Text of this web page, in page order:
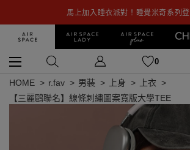
馬上加入睡衣派對！睡覺米奇系列
0
HOME r.fav 男裝 上身
上衣
【三麗鷗聯名】線條刺繡圖案寬版大學TEE